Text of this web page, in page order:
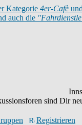
Kategorie 4er-Cafè
auch die
sind Dir
Registrieren